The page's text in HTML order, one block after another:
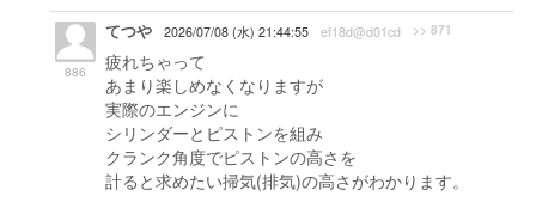
886
てつや 2026/07/08 (水) 21:44:55 ef18d@d01cd >> 871
疲れちゃって
あまり楽しめなくなりますが
実際のエンジンに
シリンダーとピストンを組み
クランク角度でピストンの高さを
計ると求めたい掃気(排気)の高さがわかります。